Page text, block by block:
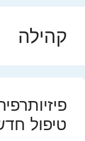
קהילה
טיפול